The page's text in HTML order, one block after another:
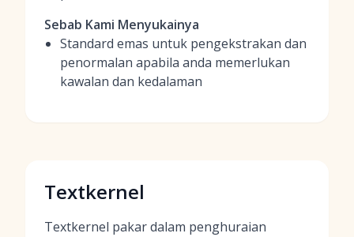
Sebab Kami Menyukainya
Standard emas untuk pengekstrakan dan
penormalan apabila anda memerlukan
kawalan dan kedalaman
Textkernel
Textkernel pakar dalam penghuraian